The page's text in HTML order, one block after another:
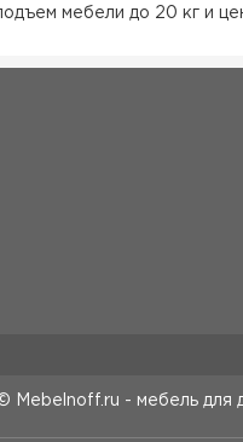
мебели до 20 кг и
Mebelnoff.ru - мебель для